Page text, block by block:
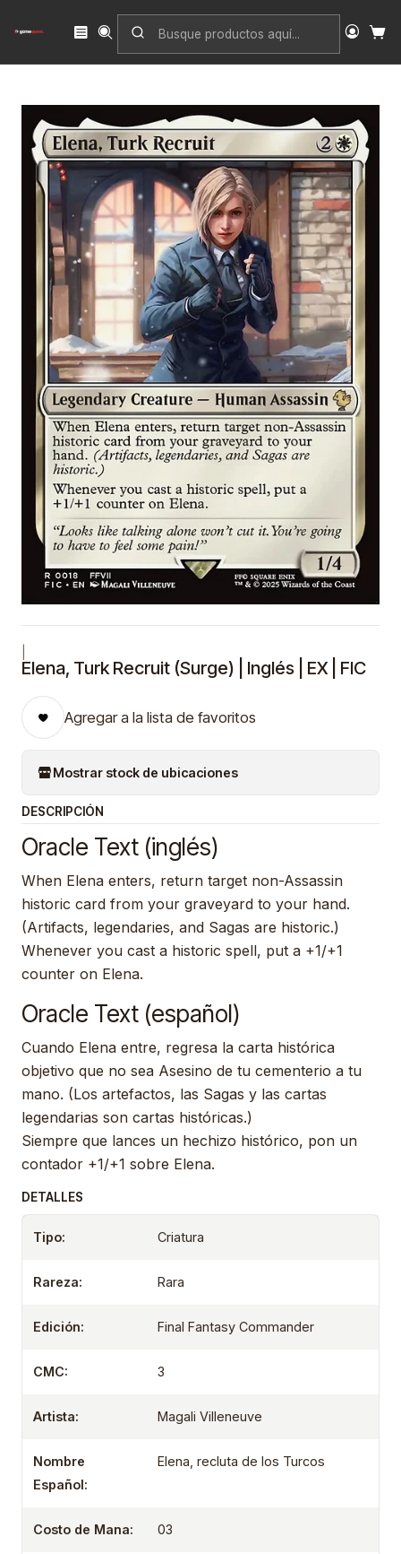
Inicio Singles
Final Fantasy Commander
Elena, Turk Recruit (Surge) | Inglés | EX | FIC
Elena, Turk Recruit (Surge) | Inglés | EX | FIC
Agregar a la lista de favoritos
Mostrar stock de ubicaciones
DESCRIPCIÓN
Oracle Text (inglés)
When Elena enters, return target non-Assassin
historic card from your graveyard to your hand.
(Artifacts, legendaries, and Sagas are historic.)
Whenever you cast a historic spell, put a +1/+1
counter on Elena.
Oracle Text (español)
Cuando Elena entre, regresa la carta histórica
objetivo que no sea Asesino de tu cementerio a tu
mano. (Los artefactos, las Sagas y las cartas
legendarias son cartas históricas.)
Siempre que lances un hechizo histórico, pon un
contador +1/+1 sobre Elena.
DETALLES
Tipo: Criatura
Rareza: Rara
Edición: Final Fantasy Commander
CMC: 3
Artista: Magali Villeneuve
Nombre
Español:
Elena, recluta de los Turcos
Costo de Mana: 03